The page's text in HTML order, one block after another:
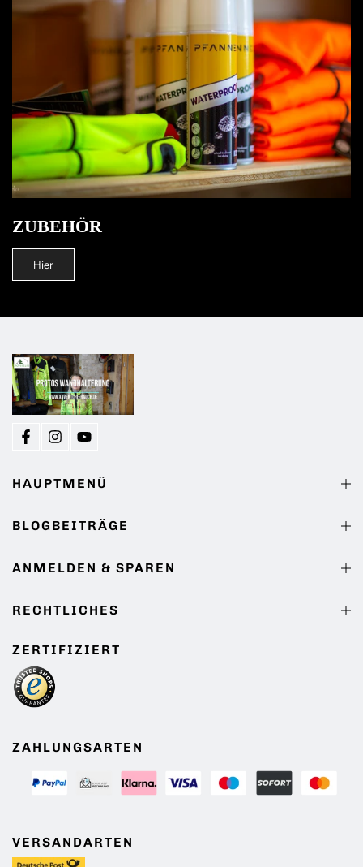
ZUBEHÖR
Hier
HAUPTMENÜ
BLOGBEITRÄGE
ANMELDEN & SPAREN
RECHTLICHES
ZERTIFIZIERT
ZAHLUNGSARTEN
VERSANDARTEN